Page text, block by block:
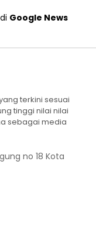
Google News
terkini sesuai
tinggi nilai nilai
sebagai media
no 18 Kota